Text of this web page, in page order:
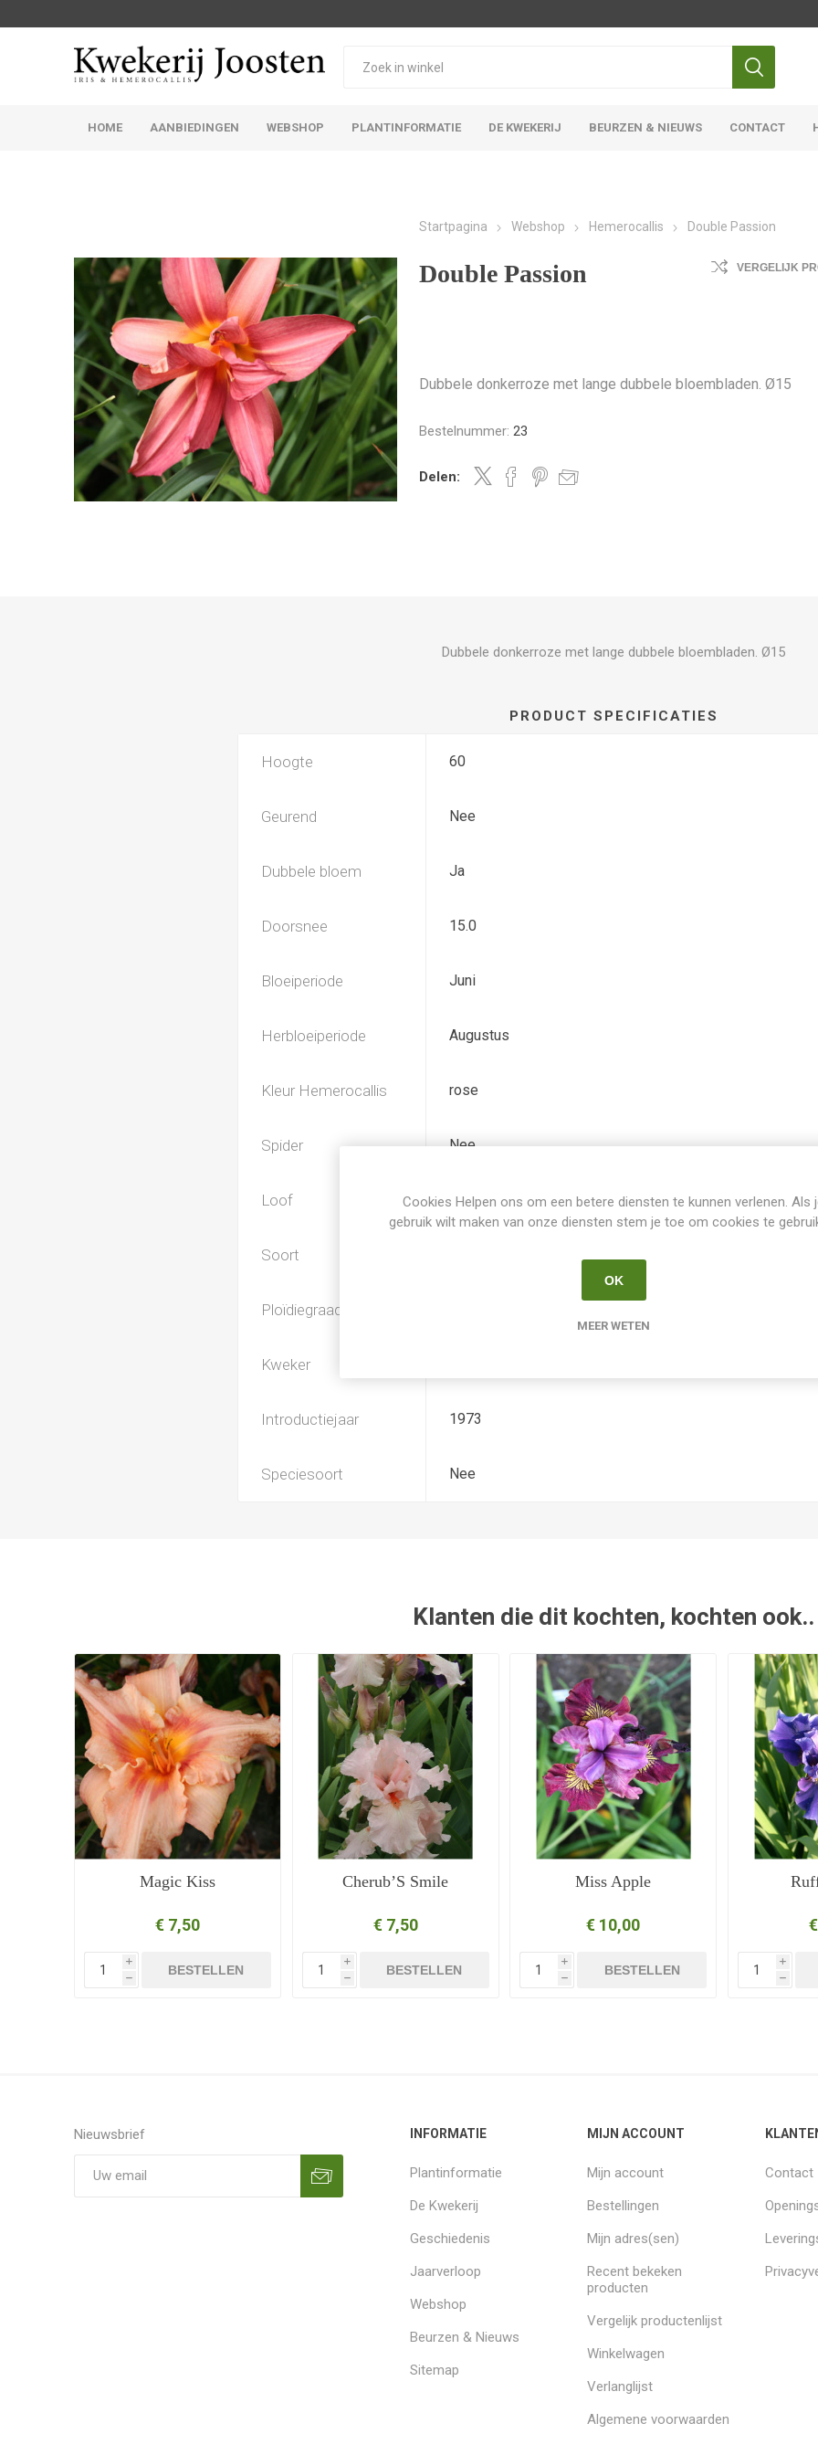
HOME AANBIEDINGEN WEBSHOP PLANTINFORMATIE DE KWEKERIJ BEURZEN & NIEUWS CONTACT
Startpagina Webshop Hemerocallis Double Passion
Double Passion VERGELIJK
Dubbele donkerroze met lange dubbele bloembladen. Ø15
Bestelnummer: 23
Delen:
Dubbele donkerroze met lange dubbele bloembladen. Ø15
PRODUCT SPECIFICATIES
Hoogte 60
Geurend Nee
Dubbele bloem Ja
Doorsnee 15.0
Bloeiperiode Juni
Herbloeiperiode Augustus
Kleur Hemerocallis rose
Spider Nee
Loof Bladhoudend
Soort
Ploïdiegraad
Kweker
Introductiejaar 1973
Speciesoort Nee
Klanten die dit kochten, kochten ook..
Magic Kiss
€ 7,50
i
h
BESTELLEN
Cherub’S Smile
€ 7,50
i
h
BESTELLEN
Miss Apple
€ 10,00
i
h
BESTELLEN
i
h
Nieuwsbrief INFORMATIE
Plantinformatie
De Kwekerij
Geschiedenis
Jaarverloop
Webshop
Beurzen & Nieuws
Sitemap
MIJN ACCOUNT
Mijn account
Bestellingen
Mijn adres(sen)
Recent bekeken
producten
Vergelijk productenlijst
Winkelwagen
Verlanglijst
Algemene voorwaarden
Contact
Cookies Helpen ons om een betere diensten te kunnen verlenen. Als
gebruik wilt maken van onze diensten stem je toe om cookies te
OK
MEER WETEN